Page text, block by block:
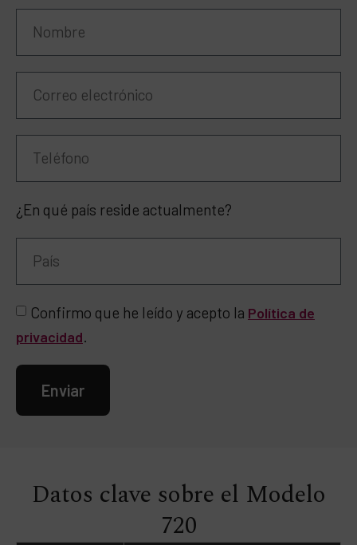
¿En qué país reside actualmente?
Confirmo que he leído y acepto la Política de
privacidad.
Enviar
Datos clave sobre el Modelo
720